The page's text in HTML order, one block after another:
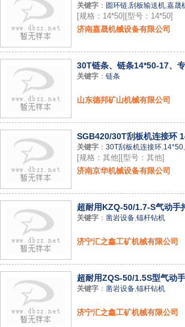
关键字 ： 圆环链,刮板输送机,嘉晟
[规格：14*50][型号：14*50]
济南嘉晟机械设备有限公司
30T链条、链条14*50-17、
关键字 ： 链条
山东德邦矿山机械有限公司
SGB420/30T刮板机连接环
关键字 ： 30T刮板机连接环,14*50,
[规格：其他][型号：其他]
济南京华机械设备有限公司
超耐用KZQ-50/1.7-S气动手
关键字 ： 凿岩设备,锚杆钻机
济宁汇之鑫工矿机械有限公司
超耐用ZQS-50/1.5S型气动
关键字 ： 凿岩设备,锚杆钻机
济宁汇之鑫工矿机械有限公司